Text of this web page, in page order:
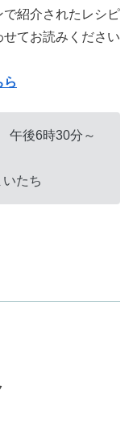
紹介されたレシピ
てお読みください
ら
後6時30分～
たち